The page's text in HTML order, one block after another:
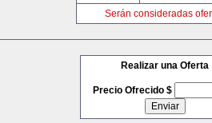
Serán consideradas
Realizar una Oferta
Precio Ofrecido $